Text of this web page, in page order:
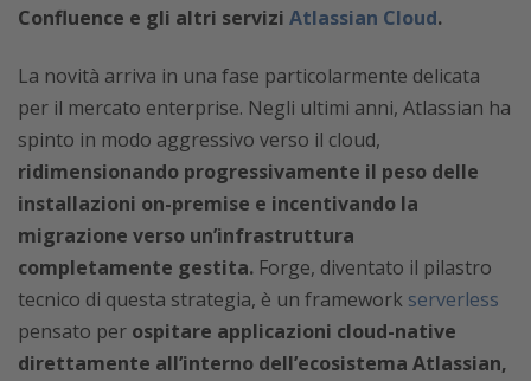
Confluence e gli altri servizi Atlassian Cloud.
La novità arriva in una fase particolarmente delicata
per il mercato enterprise. Negli ultimi anni, Atlassian ha
spinto in modo aggressivo verso il cloud,
ridimensionando progressivamente il peso delle
installazioni on-premise e incentivando la
migrazione verso un’infrastruttura
completamente gestita. Forge, diventato il pilastro
tecnico di questa strategia, è un framework serverless
pensato per ospitare applicazioni cloud-native
direttamente all’interno dell’ecosistema Atlassian,